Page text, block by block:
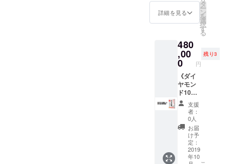
にて
みっち
『死ぬ
まで忘
れない
高速読
書術』
『２億
稼いだ
アウト
プット
ノート
術』
『究極
のイン
プット
⇔アウ
して
【プラ
イオリ
ング】
を行い
ます。
人生を
激変さ
せるサ
ポート
を。
●【特典
１】２
時間、
完全ク
ローズ
ドの少
数精鋭
詳細を見る
タ
ー
ン
を
選
択
す
る
480
,00
0 円
残り3
《ダイ
ヤモン
ド10》
～150万
相当 真
剣勝負
であな
たのメ
ンター
として
６ヶ月
支援
者：
0人
お届
け予
定：
2019
年10